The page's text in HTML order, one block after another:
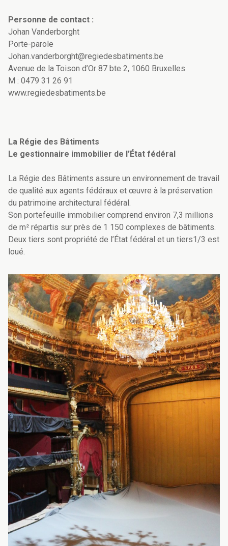
Personne de contact :
Johan Vanderborght
Porte-parole
Johan.vanderborght@regiedesbatiments.be
Avenue de la Toison d’Or 87 bte 2, 1060 Bruxelles
M : 0479 31 26 91
www.regiedesbatiments.be
La Régie des Bâtiments
Le gestionnaire immobilier de l’État fédéral
La Régie des Bâtiments assure un environnement de travail
de qualité aux agents fédéraux et œuvre à la préservation
du patrimoine architectural fédéral.
Son portefeuille immobilier comprend environ 7,3 millions
de m² répartis sur près de 1 150 complexes de bâtiments.
Deux tiers sont propriété de l’État fédéral et un tiers1/3 est
loué.